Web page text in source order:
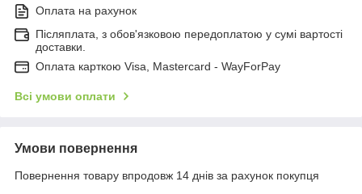
Оплата на рахунок
Післяплата, з обов'язковою передоплатою у сумі вартості
доставки.
Оплата карткою Visa, Mastercard - WayForPay
Всі умови оплати
Умови повернення
Повернення товару впродовж 14 днів за рахунок покупця